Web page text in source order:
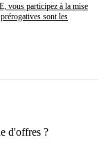
vous participez à la mise
sont les
d'offres ?